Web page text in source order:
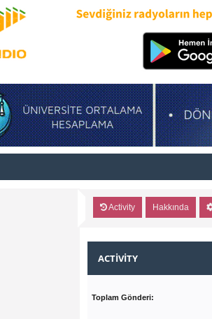
Activity Hakkında
ACTIVITY
Toplam Gönderi: